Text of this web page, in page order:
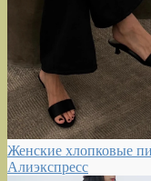
Женские хлопковые
Алиэкспресс